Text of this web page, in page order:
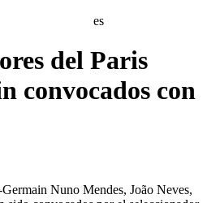
es
del Paris
convocados con
Nuno Mendes, João Neves,